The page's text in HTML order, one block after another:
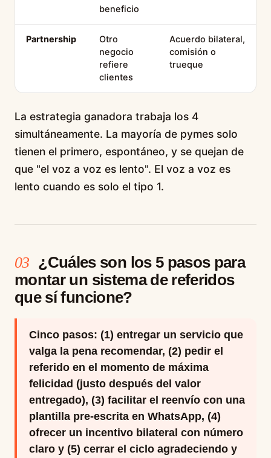
beneficio
Partnership
Otro
negocio
refiere
clientes
Acuerdo bilateral,
comisión o
trueque
La estrategia ganadora trabaja los 4
simultáneamente. La mayoría de pymes solo
tienen el primero, espontáneo, y se quejan de
que "el voz a voz es lento". El voz a voz es
lento cuando es solo el tipo 1.
03 ¿Cuáles son los 5 pasos para
montar un sistema de referidos
que sí funcione?
Cinco pasos: (1) entregar un servicio que
valga la pena recomendar, (2) pedir el
referido en el momento de máxima
felicidad (justo después del valor
entregado), (3) facilitar el reenvío con una
plantilla pre-escrita en WhatsApp, (4)
ofrecer un incentivo bilateral con número
claro y (5) cerrar el ciclo agradeciendo y